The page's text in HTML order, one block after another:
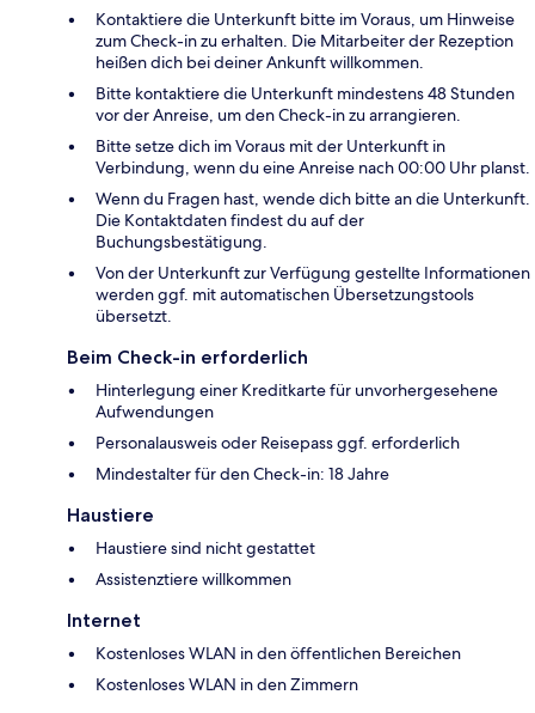
Kontaktiere die Unterkunft bitte im Voraus, um Hinweise
zum Check-in zu erhalten. Die Mitarbeiter der Rezeption
heißen dich bei deiner Ankunft willkommen.
Bitte kontaktiere die Unterkunft mindestens 48 Stunden
vor der Anreise, um den Check-in zu arrangieren.
Bitte setze dich im Voraus mit der Unterkunft in
Verbindung, wenn du eine Anreise nach 00:00 Uhr planst.
Wenn du Fragen hast, wende dich bitte an die Unterkunft.
Die Kontaktdaten findest du auf der
Buchungsbestätigung.
Von der Unterkunft zur Verfügung gestellte Informationen
werden ggf. mit automatischen Übersetzungstools
übersetzt.
Beim Check-in erforderlich
Hinterlegung einer Kreditkarte für unvorhergesehene
Aufwendungen
Personalausweis oder Reisepass ggf. erforderlich
Mindestalter für den Check-in: 18 Jahre
Haustiere
Haustiere sind nicht gestattet
Assistenztiere willkommen
Internet
Kostenloses WLAN in den öffentlichen Bereichen
Kostenloses WLAN in den Zimmern